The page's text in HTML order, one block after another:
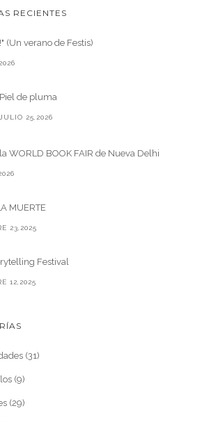
RECIENTES
(Un verano de Festis)
Piel de pluma
JULIO 25,2026
WORLD BOOK FAIR de Nueva Delhi
MUERTE
23,2025
Festival
12,2025
(31)
(9)
(29)